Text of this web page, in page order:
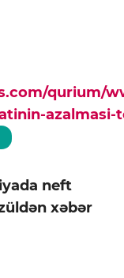
qurium/
azalmasi-
neft
xəbər